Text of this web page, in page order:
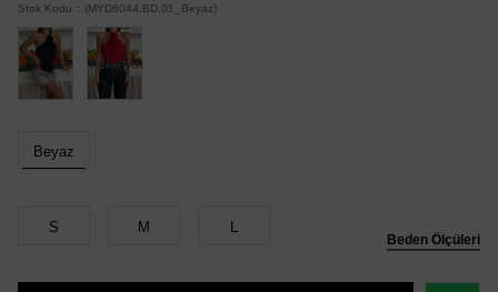
Stok Kodu (MYD6044.BD.01_Beyaz)
Tükendi
Beden Ölçüleri
Beyaz
S M L